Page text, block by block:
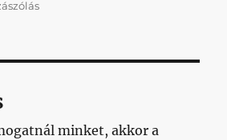
Napikispest
minket, akkor a